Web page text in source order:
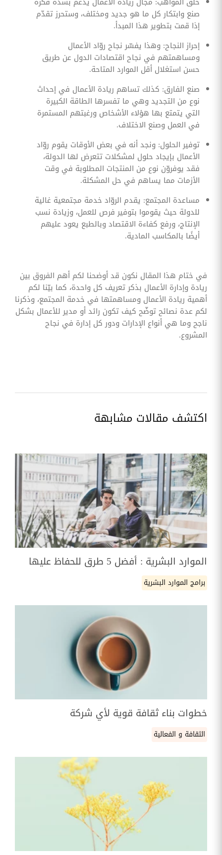
صنع وابتكار كل ما هو جديد ومختلف، وستحرز تقدّم
إذا قمت بتطوير هذا المبدأ.
إحراز النجاح: وهذا يفسّر نجاح روّاد الأعمال
ومساهمتهم في نجاح اقتصادات الدول عن طريق
حسن استغلال أقل الموارد المتاحة.
صنع الفارق: كذلك تساهم ريادة الأعمال في إحداث
نوع من التجديد وهي ما تفسرها الطاقة الكبيرة
التي يتمتع بها هؤلاء الأشخاص ورغبتهم المستمرة
في العمل وصنع الاختلاف.
توفير الحلول: ونجد أنه في بعض الأوقات يقوم روّاد
الأعمال بإيجاد حلول لمشكلات تتعرض لها الدولة،
فقد يوفروّن نوع من المنتجات المطلوبة في وقت
الأزمات مما يساهم في حل المشكلة.
مساعدة المجتمع: يقدم الروّاد خدمة مجتمعية غالية
للدولة حيث يقوموا بتوفير فرص للعمل، وزيادة نسب
الإنتاج، ورفع كفاءة الاقتصاد وبالطبع يعود عليهم
أيضًا بالمكاسب المادية.
في ختام هذا المقال نكون قد أوضحنا لكم أهم الفروق بين
ريادة وإدارة الأعمال بذكر تعريف كل واحدة، كما بيّنا لكم
أهمية ريادة الأعمال ومساهمتها في خدمة المجتمع، وذكرنا
لكم عدة نصائح توضّح كيف تكون رائد أو مدير للأعمال بشكل
ناجح وما هي أنواع الإدارات ودور كل إدارة في نجاح
المشروع.
اكتشف مقالات مشابهة
الموارد البشرية : أفضل 5 طرق للحفاظ عليها
برامج الموارد البشرية
خطوات بناء ثقافة قوية لأي شركة
الثقافة و الفعالية